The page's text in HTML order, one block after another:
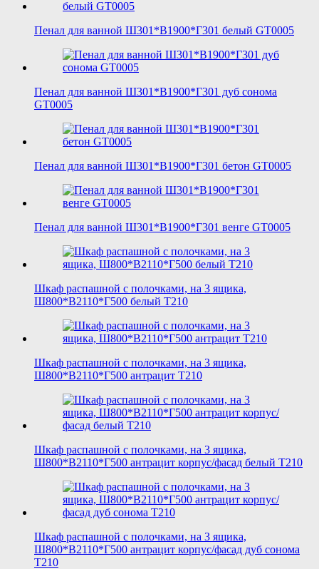
Пенал для ванной Ш301*В1900*Г301 белый GT0005
Пенал для ванной Ш301*В1900*Г301 дуб сонома
GT0005
Пенал для ванной Ш301*В1900*Г301 бетон GT0005
Пенал для ванной Ш301*В1900*Г301 венге GT0005
Шкаф распашной с полочками, на 3 ящика,
Ш800*В2110*Г500 белый T210
Шкаф распашной с полочками, на 3 ящика,
Ш800*В2110*Г500 антрацит T210
Шкаф распашной с полочками, на 3 ящика,
Ш800*В2110*Г500 антрацит корпус/фасад белый T210
Шкаф распашной с полочками, на 3 ящика,
Ш800*В2110*Г500 антрацит корпус/фасад дуб сонома
T210